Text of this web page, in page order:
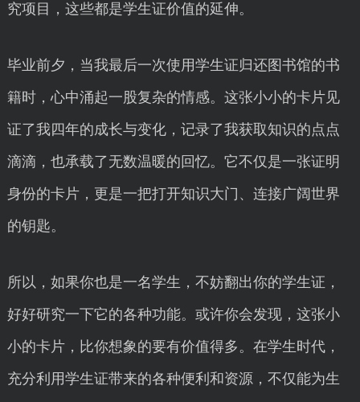
究项目，这些都是学生证价值的延伸。
毕业前夕，当我最后一次使用学生证归还图书馆的书
籍时，心中涌起一股复杂的情感。这张小小的卡片见
证了我四年的成长与变化，记录了我获取知识的点点
滴滴，也承载了无数温暖的回忆。它不仅是一张证明
身份的卡片，更是一把打开知识大门、连接广阔世界
的钥匙。
所以，如果你也是一名学生，不妨翻出你的学生证，
好好研究一下它的各种功能。或许你会发现，这张小
小的卡片，比你想象的要有价值得多。在学生时代，
充分利用学生证带来的各种便利和资源，不仅能为生